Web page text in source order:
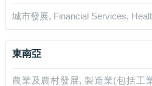
城市發展, Financial Services,
東南亞
農業及農村發展, 製造業(包括工